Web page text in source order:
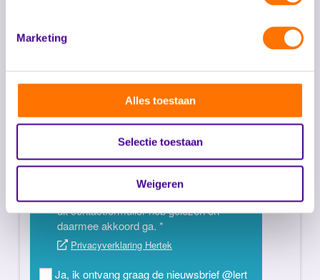
Marketing
Alles toestaan
Selectie toestaan
Weigeren